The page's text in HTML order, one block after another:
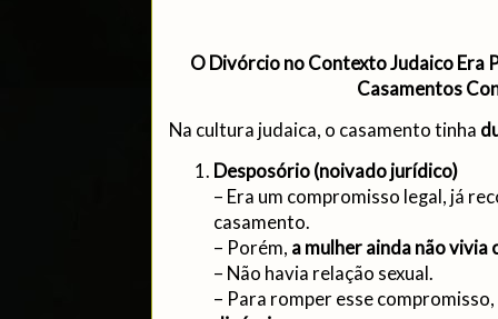
O Divórcio no Contexto Judaico Era
Casamentos
Na cultura judaica, o casamento tinha
Desposório (noivado jurídico)
– Era um compromisso legal, já
casamento.
– Porém, a mulher ainda não vivia
– Não havia relação sexual.
– Para romper esse